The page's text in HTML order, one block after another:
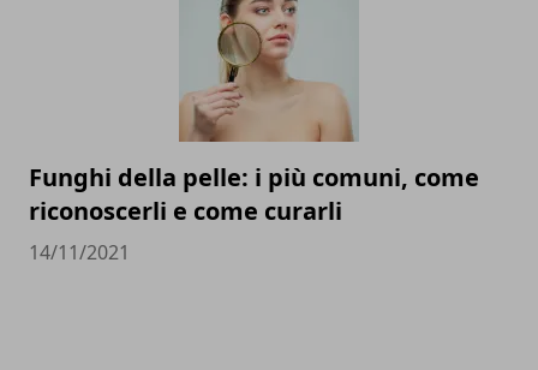
Funghi della pelle: i più comuni, come
riconoscerli e come curarli
14/11/2021